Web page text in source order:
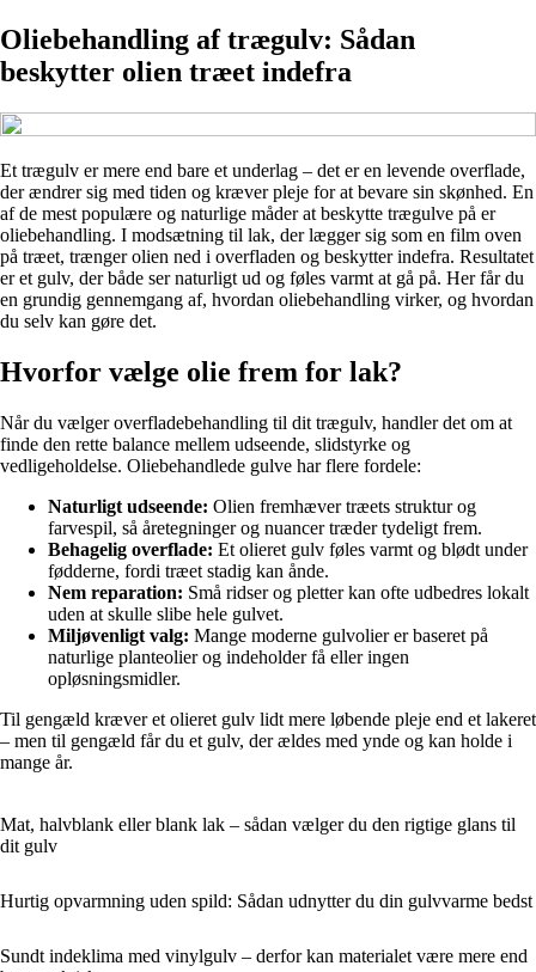
Oliebehandling af trægulv: Sådan
beskytter olien træet indefra
Et trægulv er mere end bare et underlag – det er en levende overflade,
der ændrer sig med tiden og kræver pleje for at bevare sin skønhed. En
af de mest populære og naturlige måder at beskytte trægulve på er
oliebehandling. I modsætning til lak, der lægger sig som en film oven
på træet, trænger olien ned i overfladen og beskytter indefra. Resultatet
er et gulv, der både ser naturligt ud og føles varmt at gå på. Her får du
en grundig gennemgang af, hvordan oliebehandling virker, og hvordan
du selv kan gøre det.
Hvorfor vælge olie frem for lak?
Når du vælger overfladebehandling til dit trægulv, handler det om at
finde den rette balance mellem udseende, slidstyrke og
vedligeholdelse. Oliebehandlede gulve har flere fordele:
Naturligt udseende: Olien fremhæver træets struktur og
farvespil, så åretegninger og nuancer træder tydeligt frem.
Behagelig overflade: Et olieret gulv føles varmt og blødt under
fødderne, fordi træet stadig kan ånde.
Nem reparation: Små ridser og pletter kan ofte udbedres lokalt
uden at skulle slibe hele gulvet.
Miljøvenligt valg: Mange moderne gulvolier er baseret på
naturlige planteolier og indeholder få eller ingen
opløsningsmidler.
Til gengæld kræver et olieret gulv lidt mere løbende pleje end et lakeret
– men til gengæld får du et gulv, der ældes med ynde og kan holde i
mange år.
Mat, halvblank eller blank lak – sådan vælger du den rigtige glans til
dit gulv
Hurtig opvarmning uden spild: Sådan udnytter du din gulvvarme bedst
Sundt indeklima med vinylgulv – derfor kan materialet være mere end